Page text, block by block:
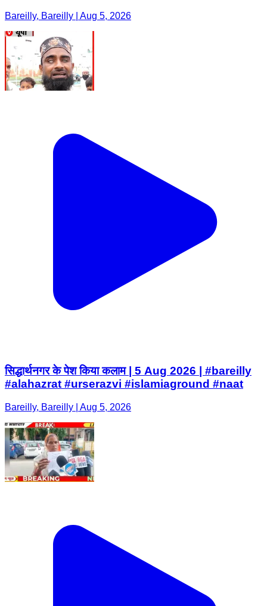
Bareilly, Bareilly | Aug 5, 2026
सिद्धार्थनगर के पेश किया कलाम | 5 Aug 2026 | #bareilly
#alahazrat #urserazvi #islamiaground #naat
Bareilly, Bareilly | Aug 5, 2026